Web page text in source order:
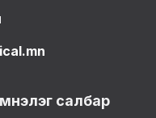
салбар